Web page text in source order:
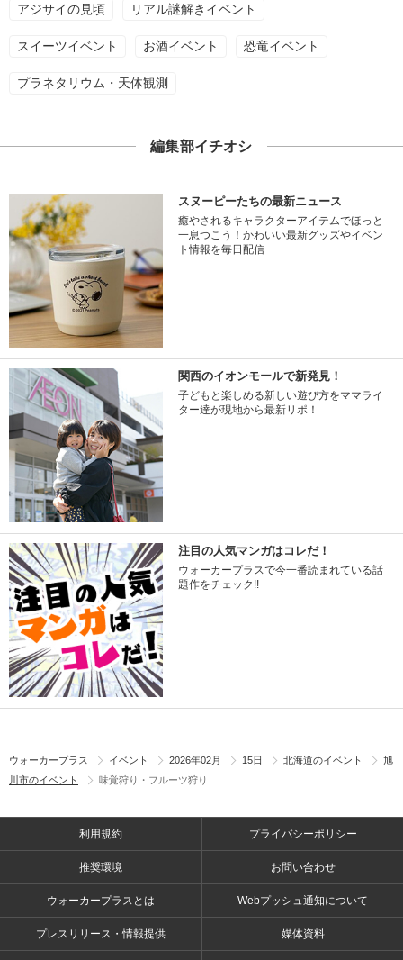
アジサイの見頃 リアル謎解きイベント
スイーツイベント お酒イベント 恐竜イベント
プラネタリウム・天体観測
編集部イチオシ
スヌーピーたちの最新ニュース
癒やされるキャラクターアイテムでほっと
一息つこう！かわいい最新グッズやイベン
ト情報を毎日配信
関西のイオンモールで新発見！
子どもと楽しめる新しい遊び方をママライ
ター達が現地から最新リポ！
注目の人気マンガはコレだ！
ウォーカープラスで今一番読まれている話
題作をチェック!!
ウォーカープラス イベント 2026年02月 15日 北海道のイベント
旭
川市のイベント
味覚狩り・フルーツ狩り
利用規約 プライバシーポリシー
推奨環境 お問い合わせ
ウォーカープラスとは Webプッシュ通知について
プレスリリース・情報提供 媒体資料